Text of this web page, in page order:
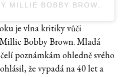
PŘÍSPĚVEK SDÍLENÝ MILLIE BOBBY BROWN (@MILLIEBOBBYBROWN)
je vlna kritiky vůči
Bobby Brown. Mladá
poznámkám ohledně svého
že vypadá na 40 let a